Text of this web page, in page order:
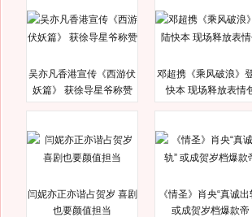
吴亦凡香港宣传《西游伏
妖篇》 获徐导星爷称赞
邓超携《乘风破浪》
快本 现场释放表情
闫妮亦正亦谐占贺岁 喜剧
也要颜值担当
《情圣》肖央“真诚出
或成贺岁档爆款帝